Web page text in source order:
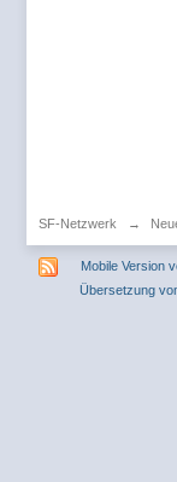
SF-Netzwerk →
Mobile Version
Übersetzung